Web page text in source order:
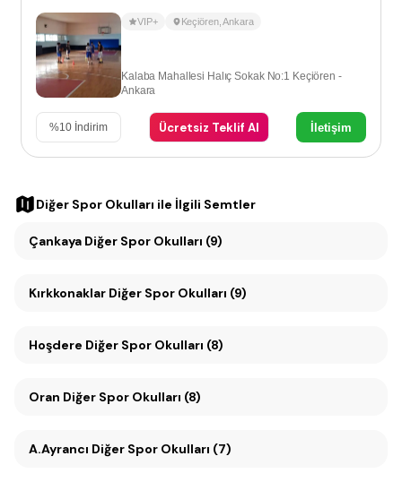
VIP+ Keçiören,Ankara
Kalaba Mahallesi Halıç Sokak No:1 Keçiören -
Ankara
%10 İndirim Ücretsiz Teklif Al İletişim
Diğer Spor Okulları ile İlgili Semtler
Çankaya Diğer Spor Okulları (9)
Kırkkonaklar Diğer Spor Okulları (9)
Hoşdere Diğer Spor Okulları (8)
Oran Diğer Spor Okulları (8)
A.Ayrancı Diğer Spor Okulları (7)